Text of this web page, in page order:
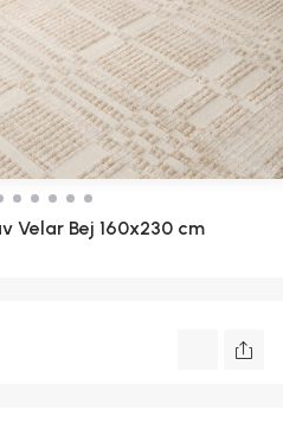
Velar Bej 160x230 cm